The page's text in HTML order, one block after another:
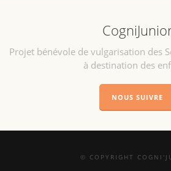
Projet bénévole de vulgarisation des
à destination des
NOUS SUIVRE
© COPYRIGHT